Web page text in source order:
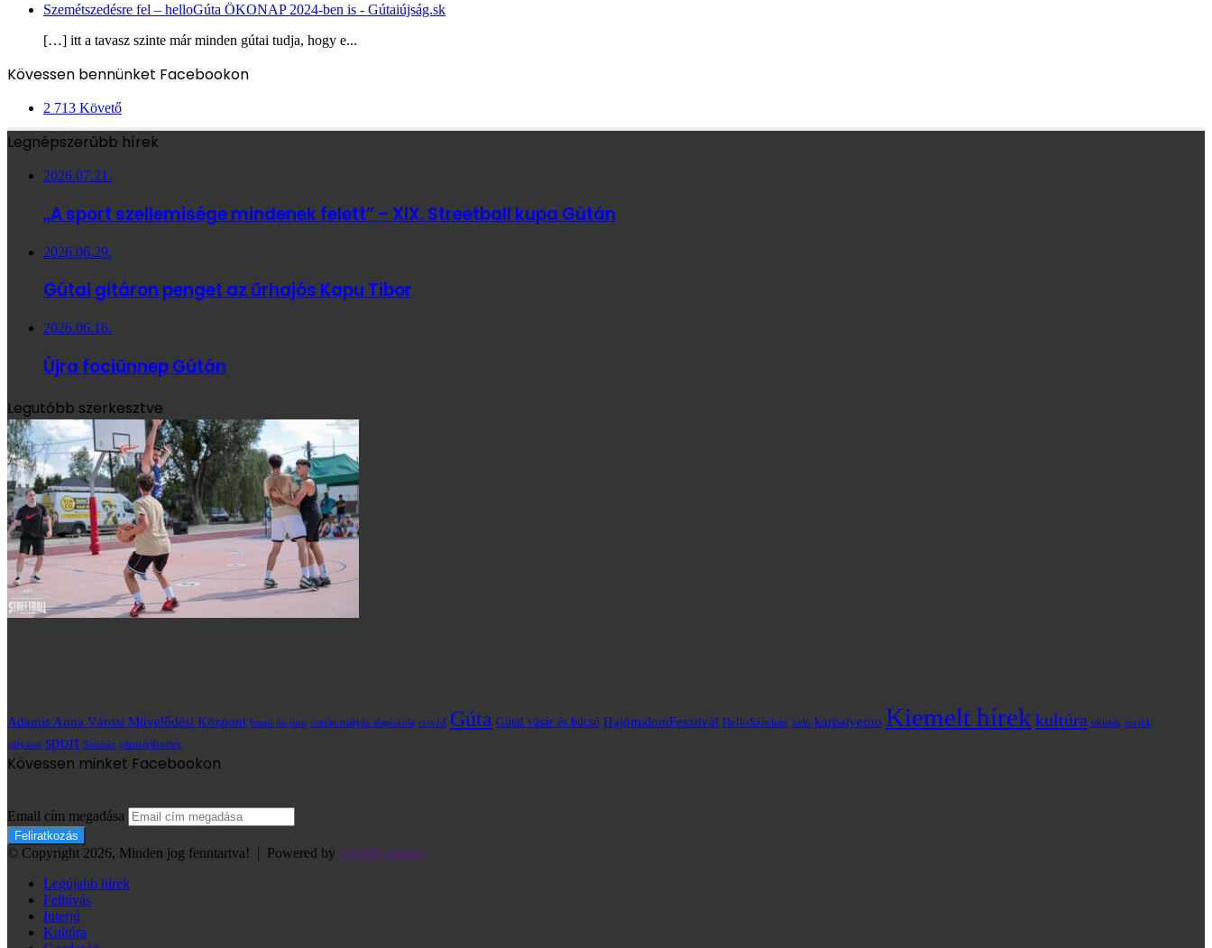
Szemétszedésre fel – helloGúta ÖKONAP 2024-ben is - Gútaiújság.sk
[…] itt a tavasz szinte már minden gútai tudja, hogy e...
Kövessen bennünket Facebookon
2 713 Követő
Legnépszerűbb hírek
2026.07.21.
„A sport szellemisége mindenek felett” – XIX. Streetball kupa Gútán
2026.06.29.
Gútai gitáron penget az űrhajós Kapu Tibor
2026.06.16.
Újra fociünnep Gútán
Legutóbb szerkesztve
Adamis Anna Városi Művelődési Központ brazil jiu jitsu corvin mátyás alapiskola covid Gúta Gútai vásár és búcsú HajómalomFesztivál HelloSzínház judo karpatyerno Kiemelt hírek kultúra oktatás prcikk
pályázat sport Színház városfejlesztés
Kövessen minket Facebookon
Email cím megadása
© Copyright 2026, Minden jog fenntartva! | Powered by AKRIS agency
Legújabb hírek
Felhívás
Interjú
Kultúra